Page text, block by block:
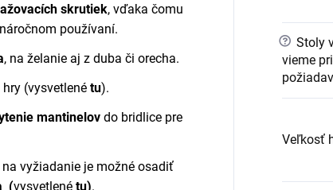
skrutiek, vďaka čomu
používaní.
, na želanie aj z duba či orecha.
hry (vysvetlené tu).
mantinelov do bridlice pre
na vyžiadanie je možné osadiť
(vysvetlené tu).
? Stoly
vieme
Veľkosť